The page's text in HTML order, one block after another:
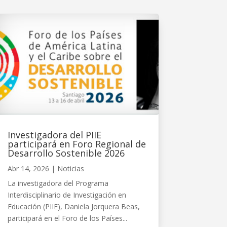
Investigadora del PIIE
participará en Foro Regional de
Desarrollo Sostenible 2026
Abr 14, 2026 | Noticias
La investigadora del Programa
Interdisciplinario de Investigación en
Educación (PIIE), Daniela Jorquera Beas,
participará en el Foro de los Países...